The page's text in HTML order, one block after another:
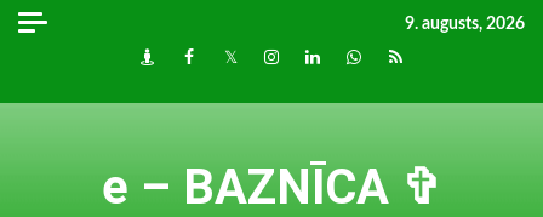
Skip
9. augusts, 2026
DraugiemFacebook
TwitterInstagram
LinkedInwhatsapp
RSS
e – BAZNĪCA ✞